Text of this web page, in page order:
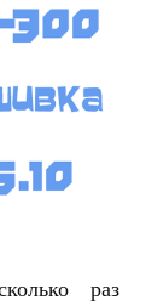
раз